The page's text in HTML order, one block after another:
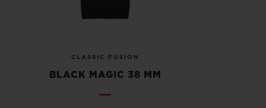
CLASSIC FUSION
BLACK MAGIC 38 MM